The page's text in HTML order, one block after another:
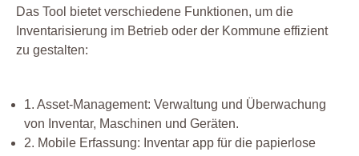
Das Tool bietet verschiedene Funktionen, um die
Inventarisierung im Betrieb oder der Kommune effizient
zu gestalten:
1. Asset-Management: Verwaltung und Überwachung
von Inventar, Maschinen und Geräten.
2. Mobile Erfassung: Inventar app für die papierlose